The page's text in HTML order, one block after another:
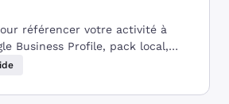
référencer votre activité à
Business Profile, pack local,
tout pour apparaître en